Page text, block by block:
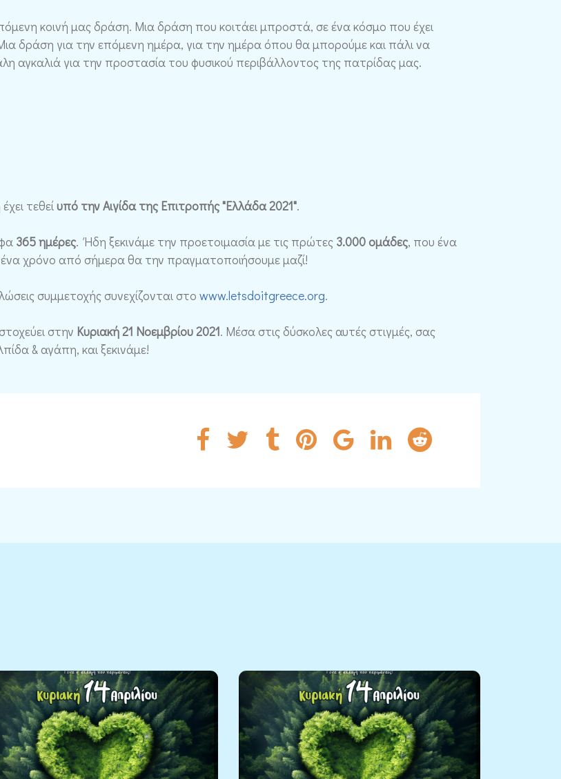
κοινή μας δράση. Μια δράση που κοιτάει μπροστά, σε ένα κόσμο που έχει
δράση για την επόμενη ημέρα, για την ημέρα όπου θα μπορούμε και πάλι να
αγκαλιά για την προστασία του φυσικού περιβάλλοντος της πατρίδας μας.
τεθείυπό την Αιγίδα της Επιτροπής "Ελλάδα 2021".
365 ημέρες. Ήδη ξεκινάμε την προετοιμασία με τις πρώτες 3.000 ομάδες, που ένα
χρόνο από σήμερα θα την πραγματοποιήσουμε μαζί!
συμμετοχής συνεχίζονται στο www.letsdoitgreece.org.
στην Κυριακή 21 Νοεμβρίου 2021. Μέσα στις δύσκολες αυτές στιγμές, σας
& αγάπη, και ξεκινάμε!